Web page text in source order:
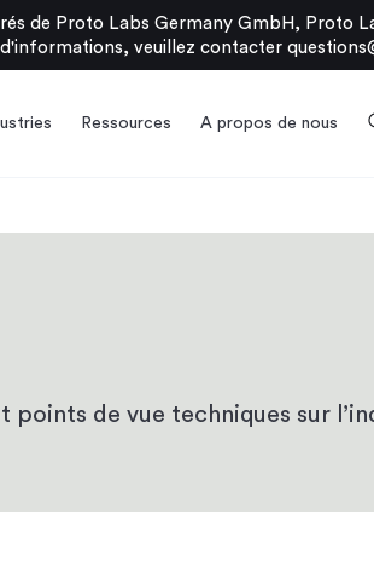
de Proto Labs Germany GmbH, Proto
d'informations, veuillez contacter
Ressources A propos de nous
de vue techniques sur